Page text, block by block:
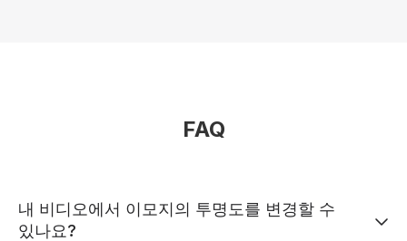
FAQ
내 비디오에서 이모지의 투명도를 변경할 수
있나요?